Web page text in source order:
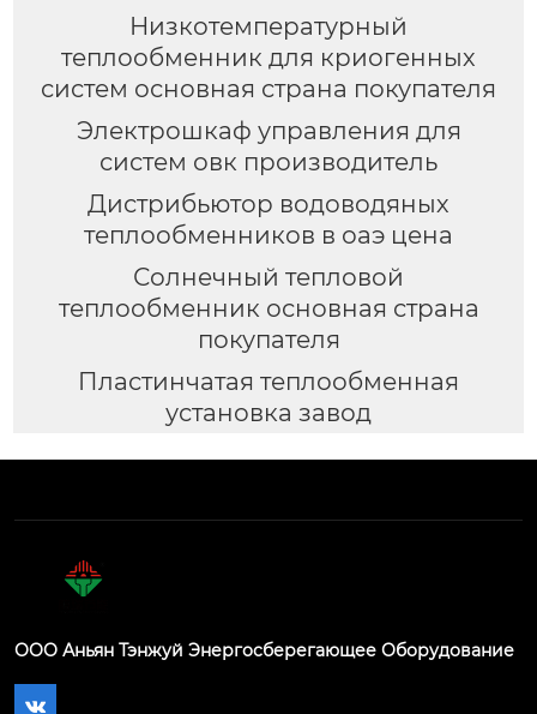
Низкотемпературный
теплообменник для криогенных
систем основная страна покупателя
Электрошкаф управления для
систем овк производитель
Дистрибьютор водоводяных
теплообменников в оаэ цена
Солнечный тепловой
теплообменник основная страна
покупателя
Пластинчатая теплообменная
установка завод
ООО Аньян Тэнжуй Энергосберегающее Оборудование
